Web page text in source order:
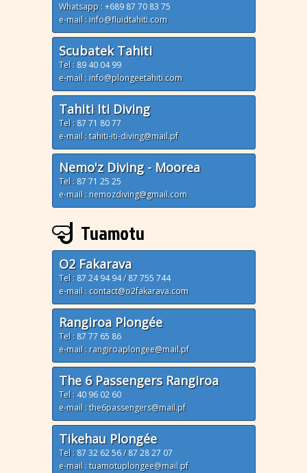
Whatsapp :+689 87 70 83 75
e-mail : info@fluidtahiti.com
Scubatek Tahiti
Tel : 89 40 04 99
e-mail : info@plongeetahiti.com
Tahiti Iti Diving
Tel : 87 71 80 77
e-mail : tahiti-iti-diving@mail.pf
Nemo'z Diving - Moorea
Tel : 87 71 25 25
e-mail : nemozdiving@gmail.com
Tuamotu
O2 Fakarava
Tel : 87 24 94 94/87 755 744
e-mail : contact@o2fakarava.com
Rangiroa Plongée
Tel : 87 77 65 86
e-mail : rangiroaplongee@mail.pf
The 6 Passengers Rangiroa
Tel : 40 96 02 60
e-mail : the6passengers@mail.pf
Tikehau Plongée
Tel : 87 32 62 56/87 28 27 07
e-mail : tuamotuplongee@mail.pf